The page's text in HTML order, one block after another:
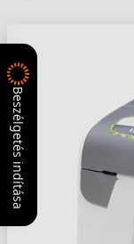
Beszélgetés indítása